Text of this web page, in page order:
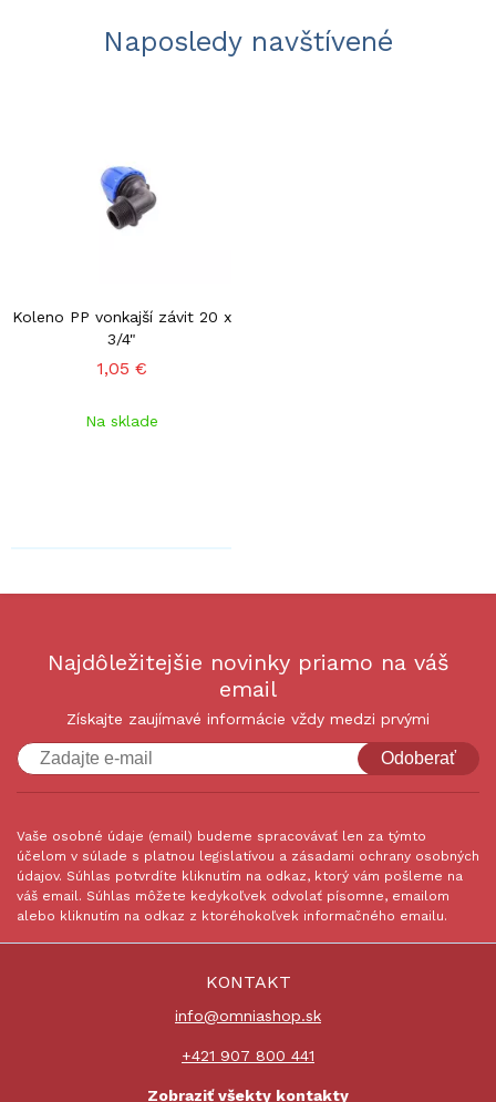
Naposledy navštívené
Koleno PP vonkajší závit 20 x
3/4"
1,05 €
Na sklade
Najdôležitejšie novinky priamo na váš
email
Získajte zaujímavé informácie vždy medzi prvými
Odoberať
Vaše osobné údaje (email) budeme spracovávať len za týmto
účelom v súlade s platnou legislatívou a zásadami ochrany osobných
údajov. Súhlas potvrdíte kliknutím na odkaz, ktorý vám pošleme na
váš email. Súhlas môžete kedykoľvek odvolať písomne, emailom
alebo kliknutím na odkaz z ktoréhokoľvek informačného emailu.
KONTAKT
info@omniashop.sk
+421 907 800 441
Zobraziť všekty kontakty